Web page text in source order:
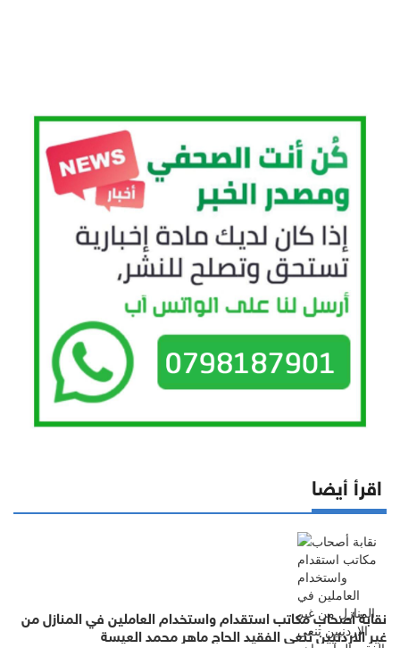
اقرأ أيضا
نقابة أصحاب مكاتب استقدام واستخدام العاملين في المنازل من
غير الاردنيين تنعى الفقيد الحاج ماهر محمد العيسة